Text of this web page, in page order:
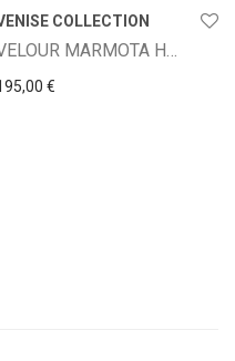
COLLECTION
VELOUR MARMOTA HMA BEIGE
€